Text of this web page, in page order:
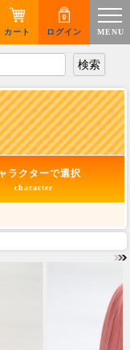
MENU
ログイン
カート
ラクターで選択
character